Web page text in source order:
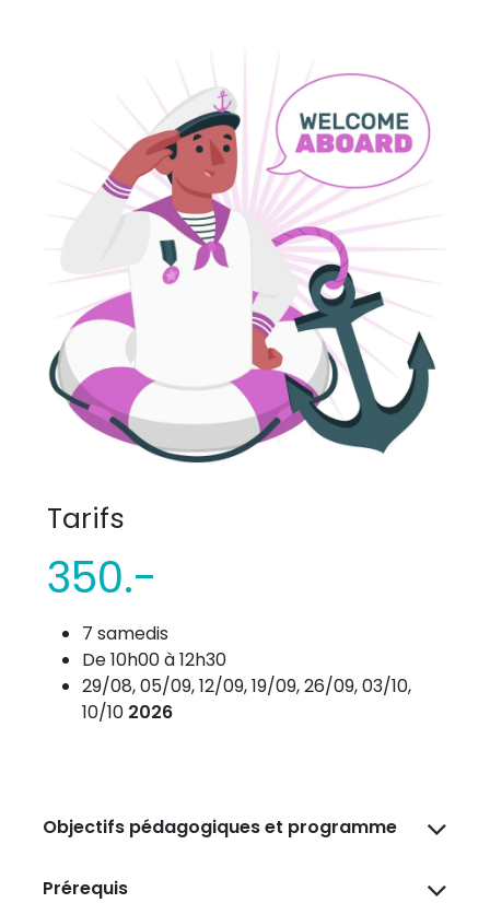
Tarifs
350.-
7 samedis
De 10h00 à 12h30
29/08, 05/09, 12/09, 19/09, 26/09, 03/10,
10/10 2026
Objectifs pédagogiques et programme
Prérequis